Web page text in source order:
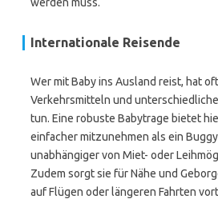
Internationale Reisende
Wer mit Baby ins Ausland reist, hat
Verkehrsmitteln und
tun. Eine robuste Babytrage bietet
einfacher mitzunehmen als ein
unabhängiger von Miet- oder
Zudem sorgt sie für Nähe und
auf Flügen oder längeren Fahrten